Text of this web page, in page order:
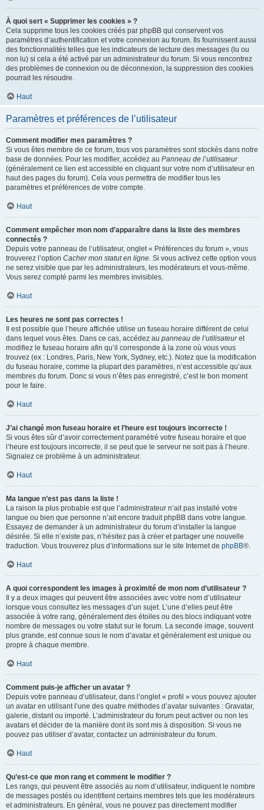
À quoi sert « Supprimer les cookies » ?
Cela supprime tous les cookies créés par phpBB qui conservent vos
paramètres d’authentification et votre connexion au forum. Ils fournissent aussi
des fonctionnalités telles que les indicateurs de lecture des messages (lu ou
non lu) si cela a été activé par un administrateur du forum. Si vous rencontrez
des problèmes de connexion ou de déconnexion, la suppression des cookies
pourrait les résoudre.
Haut
Paramètres et préférences de l’utilisateur
Comment modifier mes paramètres ?
Si vous êtes membre de ce forum, tous vos paramètres sont stockés dans notre
base de données. Pour les modifier, accédez au Panneau de l’utilisateur
(généralement ce lien est accessible en cliquant sur votre nom d’utilisateur en
haut des pages du forum). Cela vous permettra de modifier tous les
paramètres et préférences de votre compte.
Haut
Comment empêcher mon nom d’apparaître dans la liste des membres
connectés ?
Depuis votre panneau de l’utilisateur, onglet « Préférences du forum », vous
trouverez l’option Cacher mon statut en ligne. Si vous activez cette option vous
ne serez visible que par les administrateurs, les modérateurs et vous-même.
Vous serez compté parmi les membres invisibles.
Haut
Les heures ne sont pas correctes !
Il est possible que l’heure affichée utilise un fuseau horaire différent de celui
dans lequel vous êtes. Dans ce cas, accédez au panneau de l’utilisateuret
modifiez le fuseau horaire afin qu’il corresponde à la zone où vous vous
trouvez (ex : Londres, Paris, New York, Sydney, etc.). Notez que la modification
du fuseau horaire, comme la plupart des paramètres, n’est accessible qu’aux
membres du forum. Donc si vous n’êtes pas enregistré, c’est le bon moment
pour le faire.
Haut
J’ai changé mon fuseau horaire et l’heure est toujours incorrecte !
Si vous êtes sûr d’avoir correctement paramétré votre fuseau horaire et que
l’heure est toujours incorrecte, il se peut que le serveur ne soit pas à l’heure.
Signalez ce problème à un administrateur.
Haut
Ma langue n’est pas dans la liste !
La raison la plus probable est que l’administrateur n’ait pas installé votre
langue ou bien que personne n’ait encore traduit phpBB dans votre langue.
Essayez de demander à un administrateur du forum d’installer la langue
désirée. Si elle n’existe pas, n’hésitez pas à créer et partager une nouvelle
traduction. Vous trouverez plus d’informations sur le site Internet de phpBB®.
Haut
A quoi correspondent les images à proximité de mon nom d’utilisateur ?
Il y a deux images qui peuvent être associées avec votre nom d’utilisateur
lorsque vous consultez les messages d’un sujet. L’une d’elles peut être
associée à votre rang, généralement des étoiles ou des blocs indiquant votre
nombre de messages ou votre statut sur le forum. La seconde image, souvent
plus grande, est connue sous le nom d’avatar et généralement est unique ou
propre à chaque membre.
Haut
Comment puis-je afficher un avatar ?
Depuis votre panneau d’utilisateur, dans l’onglet « profil » vous pouvez ajouter
un avatar en utilisant l’une des quatre méthodes d’avatar suivantes : Gravatar,
galerie, distant ou importé. L’administrateur du forum peut activer ou non les
avatars et décider de la manière dont ils sont mis à disposition. Si vous ne
pouvez pas utiliser d’avatar, contactez un administrateur du forum.
Haut
Qu’est-ce que mon rang et comment le modifier ?
Les rangs, qui peuvent être associés au nom d’utilisateur, indiquent le nombre
de messages postés ou identifient certains membres tels que les modérateurs
et administrateurs. En général, vous ne pouvez pas directement modifier